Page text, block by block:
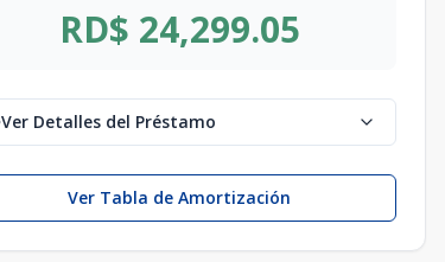
RD$ 24,299.05
Ver Detalles del Préstamo
Ver Tabla de Amortización